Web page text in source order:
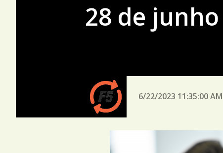
28 de junho
6/22/2023 11:35:00 AM